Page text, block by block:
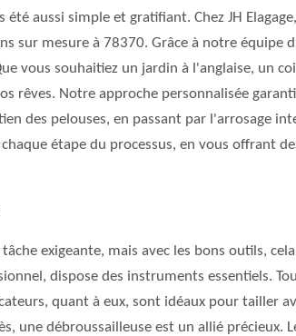
aussi simple et gratifiant. Chez JH
mesure à 78370. Grâce à notre équipe
vous souhaitiez un jardin à l'anglaise, un
rêves. Notre approche personnalisée
des pelouses, en passant par l'arrosage
étape du processus, en vous offrant
exigeante, mais avec les bons outils,
dispose des instruments essentiels.
quant à eux, sont idéaux pour tailler
une débroussailleuse est un allié précieux.